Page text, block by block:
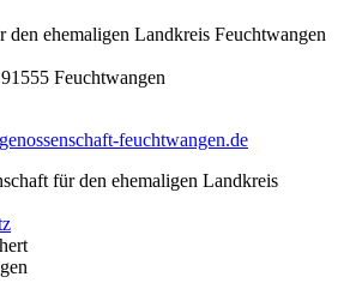
den ehemaligen Landkreis Feuchtwangen
Feuchtwangen
feuchtwangen.de
für den ehemaligen Landkreis